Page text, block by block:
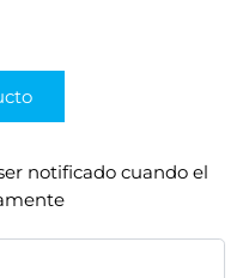
notificado cuando el